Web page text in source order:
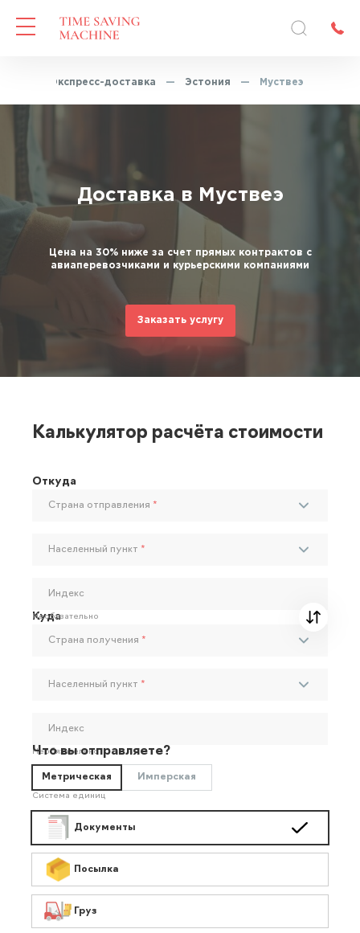
Экспресс-доставка — Эстония — Муствеэ
Доставка в Муствеэ
Цена на 30% ниже за счет прямых контрактов с
авиаперевозчиками и курьерскими компаниями
Заказать услугу
Калькулятор расчёта стоимости
Откуда
Страна отправления *
Населенный пункт *
Индекс
Необязательно
Куда
Страна получения *
Населенный пункт *
Индекс
Необязательно
Что вы отправляете?
Метрическая Имперская
Система единиц
Документы
Посылка
Груз